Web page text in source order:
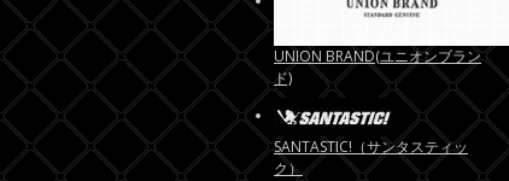
UNION BRAND(ユニオンブラン
ド)
SANTASTIC!（サンタスティッ
ク）